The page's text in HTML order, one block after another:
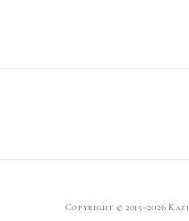
Copyright © 2015–2026